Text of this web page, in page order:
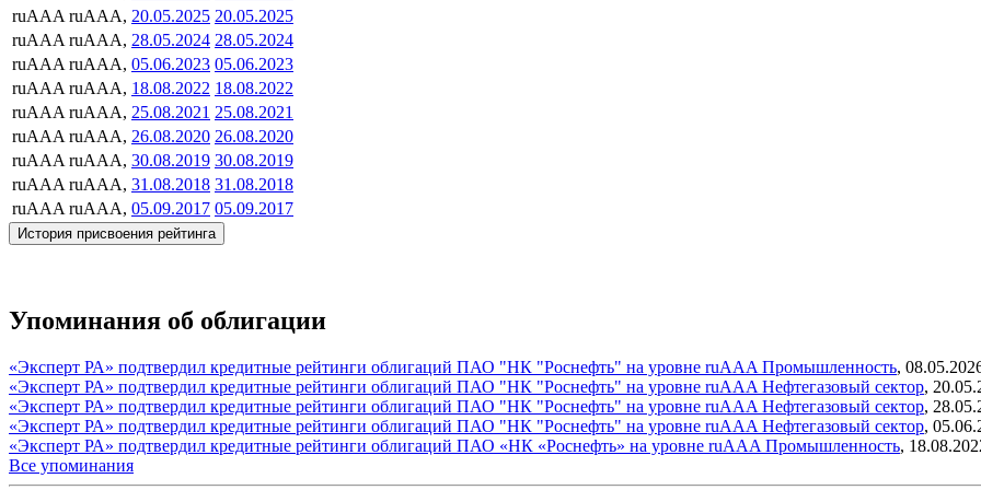
ruAAA ruAAA, 20.05.2025 20.05.2025
ruAAA ruAAA, 28.05.2024 28.05.2024
ruAAA ruAAA, 05.06.2023 05.06.2023
ruAAA ruAAA, 18.08.2022 18.08.2022
ruAAA ruAAA, 25.08.2021 25.08.2021
ruAAA ruAAA, 26.08.2020 26.08.2020
ruAAA ruAAA, 30.08.2019 30.08.2019
ruAAA ruAAA, 31.08.2018 31.08.2018
ruAAA ruAAA, 05.09.2017 05.09.2017
История присвоения рейтинга
Упоминания об облигации
«Эксперт РА» подтвердил кредитные рейтинги облигаций ПАО "НК "Роснефть" на уровне ruAAA Промышленность,
«Эксперт РА» подтвердил кредитные рейтинги облигаций ПАО "НК "Роснефть" на уровне ruAAA Нефтегазовый сектор,
«Эксперт РА» подтвердил кредитные рейтинги облигаций ПАО "НК "Роснефть" на уровне ruAAA Нефтегазовый сектор,
«Эксперт РА» подтвердил кредитные рейтинги облигаций ПАО "НК "Роснефть" на уровне ruAAA Нефтегазовый сектор,
«Эксперт РА» подтвердил кредитные рейтинги облигаций ПАО «НК «Роснефть» на уровне ruAAA Промышленность,
Все упоминания